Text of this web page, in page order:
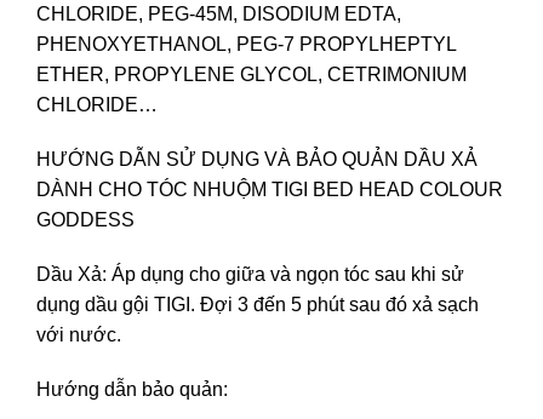
CHLORIDE, PEG-45M, DISODIUM EDTA,
PHENOXYETHANOL, PEG-7 PROPYLHEPTYL
ETHER, PROPYLENE GLYCOL, CETRIMONIUM
CHLORIDE…
HƯỚNG DẪN SỬ DỤNG VÀ BẢO QUẢN DẦU XẢ
DÀNH CHO TÓC NHUỘM TIGI BED HEAD COLOUR
GODDESS
Dầu Xả: Áp dụng cho giữa và ngọn tóc sau khi sử
dụng dầu gội TIGI. Đợi 3 đến 5 phút sau đó xả sạch
với nước.
Hướng dẫn bảo quản: